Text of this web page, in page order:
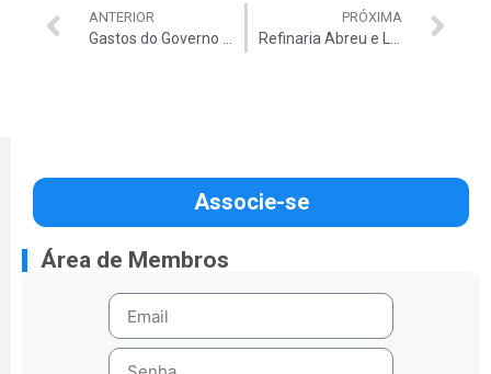
ANTERIOR PRÓXIMA
Associe-se
Área de Membros